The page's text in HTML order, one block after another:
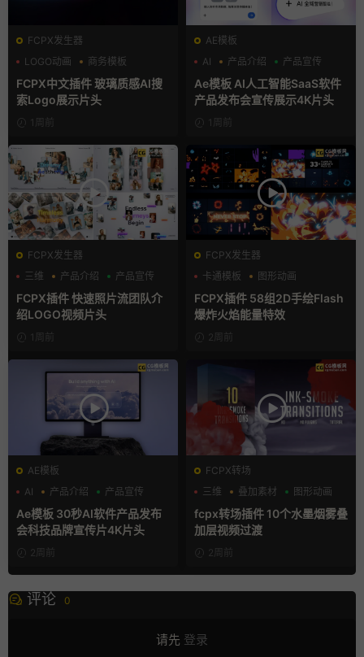
FCPX发生器
LOGO动画
商务模板
支持Intel+M芯片
FCPX中文插件 玻璃质感AI搜
索Logo展示片头
1周前
AE模板
AI
产品介绍 产品宣传
Ae模板 AI人工智能SaaS软件
产品发布会宣传展示4K片头
1周前
FCPX发生器
三维
产品介绍 产品宣传
FCPX插件 快速照片流团队介
绍LOGO视频片头
1周前
FCPX发生器
卡通模板
图形动画
手绘风
FCPX插件 58组2D手绘Flash
爆炸火焰能量特效
2周前
AE模板
AI
产品介绍 产品宣传
Ae模板 30秒AI软件产品发布
会科技品牌宣传片4K片头
2周前
FCPX转场
三维
叠加素材 图形动画
fcpx转场插件 10个水墨烟雾叠
加层视频过渡
2周前
评论 0
请先 登录